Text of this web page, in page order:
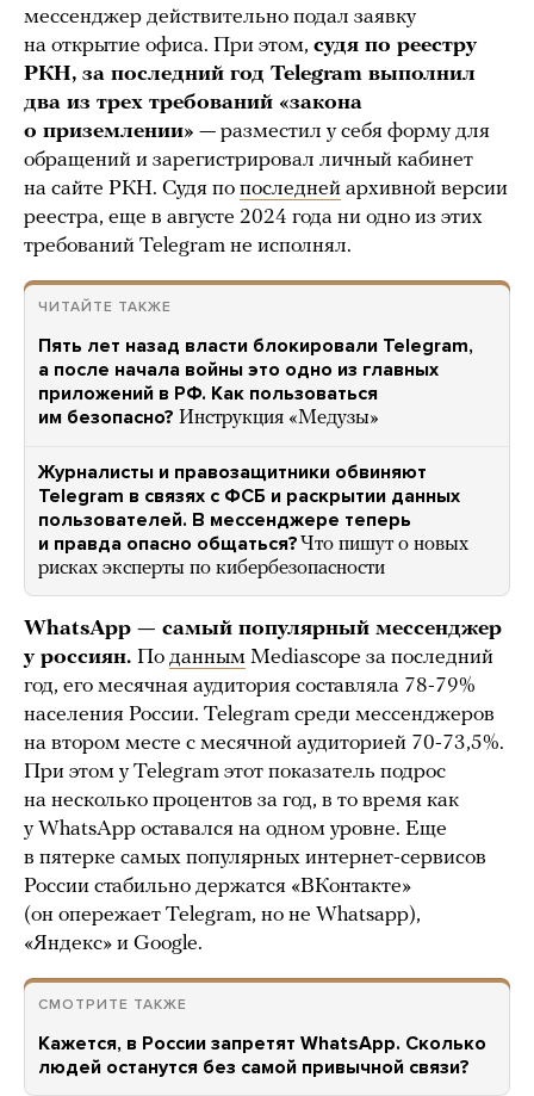
мессенджер действительно подал заявку
на открытие офиса. При этом, судя по реестру
РКН, за последний год Telegram выполнил
два из трех требований «закона
о приземлении» — разместил у себя форму для
обращений и зарегистрировал личный кабинет
на сайте РКН. Судя по последней архивной версии
реестра, еще в августе 2024 года ни одно из этих
требований Telegram не исполнял.
ЧИТАЙТЕ ТАКЖЕ
Пять лет назад власти блокировали Telegram,
а после начала войны это одно из главных
приложений в РФ. Как пользоваться
им безопасно? Инструкция «Медузы»
Журналисты и правозащитники обвиняют
Telegram в связях с ФСБ и раскрытии данных
пользователей. В мессенджере теперь
и правда опасно общаться? Что пишут о новых
рисках эксперты по кибербезопасности
WhatsApp — самый популярный мессенджер
у россиян. По данным Mediascope за последний
год, его месячная аудитория составляла 78-79%
населения России. Telegram среди мессенджеров
на втором месте с месячной аудиторией 70-73,5%.
При этом у Telegram этот показатель подрос
на несколько процентов за год, в то время как
у WhatsApp оставался на одном уровне. Еще
в пятерке самых популярных интернет-сервисов
России стабильно держатся «ВКонтакте»
(он опережает Telegram, но не Whatsapp),
«Яндекс» и Google.
СМОТРИТЕ ТАКЖЕ
Кажется, в России запретят WhatsApp. Сколько
людей останутся без самой привычной связи?